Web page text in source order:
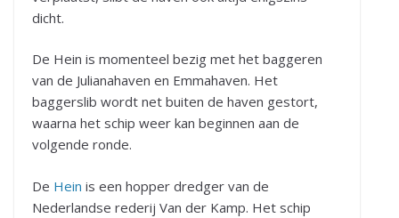
dicht.
De Hein is momenteel bezig met het baggeren
van de Julianahaven en Emmahaven. Het
baggerslib wordt net buiten de haven gestort,
waarna het schip weer kan beginnen aan de
volgende ronde.
De Hein is een hopper dredger van de
Nederlandse rederij Van der Kamp. Het schip